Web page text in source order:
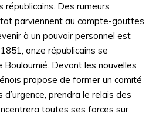
républicains. Des rumeurs
parviennent au compte-gouttes
à un pouvoir personnel est
onze républicains se
Bouloumié. Devant les nouvelles
propose de former un comité
prendra le relais des
toutes ses forces sur